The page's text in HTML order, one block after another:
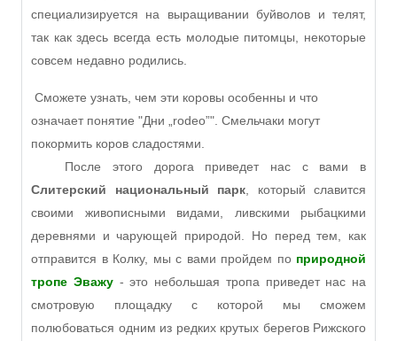
специализируется на выращивании буйволов и телят,
так как здесь всегда есть молодые питомцы, некоторые
совсем недавно родились.
Сможете узнать, чем эти коровы особенны и что
означает понятие "Дни „rodeo”". Смельчаки могут
покормить коров сладостями.
После этого дорога приведет нас с вами в
Слитерский национальный парк , который славится
своими живописными видами, ливскими рыбацкими
деревнями и чарующей природой. Но перед тем, как
отправится в Колку, мы с вами пройдем по природной
тропе Эважу- это небольшая тропа приведет нас на
смотровую площадку с которой мы сможем
полюбоваться одним из редких крутых берегов Рижского